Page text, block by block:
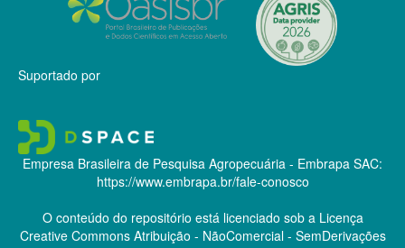
Suportado por
Empresa Brasileira de Pesquisa Agropecuária - Embrapa SAC:
https://www.embrapa.br/fale-conosco
O conteúdo do repositório está licenciado sob a Licença
Creative CommonsAtribuição - NãoComercial - SemDerivações